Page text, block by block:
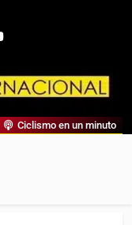
Análisis,
De Referencia.
Ciclismo en un minuto